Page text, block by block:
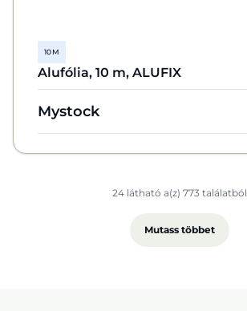
10 M
Alufólia, 10 m, ALUFIX
Mystock
24 látható a(z) 773 találatból
Mutass többet